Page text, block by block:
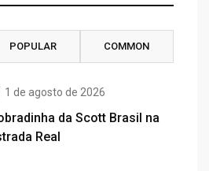
POPULAR COMMON
1 de agosto de 2026
da Scott Brasil na
Real